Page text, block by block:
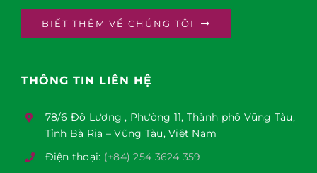
BIẾT THÊM VỀ CHÚNG TÔI
THÔNG TIN LIÊN HỆ
78/6 Đô Lương , Phường 11, Thành phố Vũng Tàu,
Tỉnh Bà Rịa – Vũng Tàu, Việt Nam
Điện thoại: (+84) 254 3624 359